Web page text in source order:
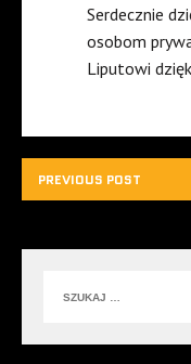
Serdecznie
osobom
Liputowi
PREVIOUS POST